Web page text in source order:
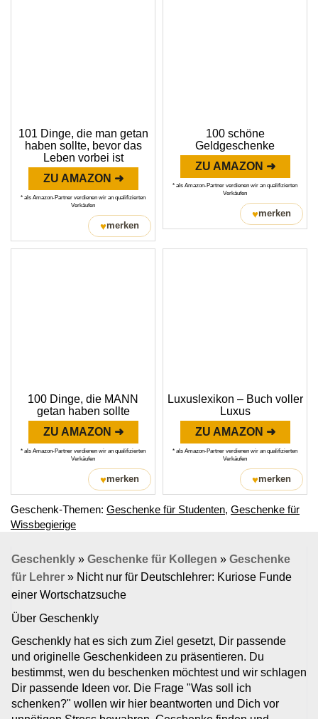
101 Dinge, die man getan
haben sollte, bevor das
Leben vorbei ist
ZU AMAZON ➜
* als Amazon-Partner verdienen wir an qualifizierten
Verkäufen
♥merken
100 schöne
Geldgeschenke
ZU AMAZON ➜
* als Amazon-Partner verdienen wir an qualifizierten
Verkäufen
♥merken
100 Dinge, die MANN
getan haben sollte
ZU AMAZON ➜
* als Amazon-Partner verdienen wir an qualifizierten
Verkäufen
♥merken
Luxuslexikon – Buch voller
Luxus
ZU AMAZON ➜
* als Amazon-Partner verdienen wir an qualifizierten
Verkäufen
♥merken
Geschenk-Themen: Geschenke für Studenten, Geschenke für
Wissbegierige
Geschenkly » Geschenke für Kollegen » Geschenke
für Lehrer » Nicht nur für Deutschlehrer: Kuriose Funde
einer Wortschatzsuche
Über Geschenkly
Geschenkly hat es sich zum Ziel gesetzt, Dir passende
und originelle Geschenkideen zu präsentieren. Du
bestimmst, wen du beschenken möchtest und wir schlagen
Dir passende Ideen vor. Die Frage "Was soll ich
schenken?" wollen wir hier beantworten und Dich vor